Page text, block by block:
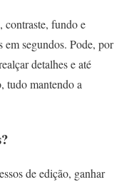
contraste, fundo e
em segundos. Pode, por
detalhes e até
tudo mantendo a
de edição, ganhar